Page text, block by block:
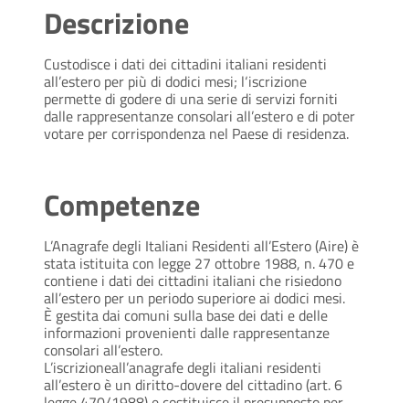
Descrizione
Custodisce i dati dei cittadini italiani residenti
all’estero per più di dodici mesi; l‘iscrizione
permette di godere di una serie di servizi forniti
dalle rappresentanze consolari all’estero e di poter
votare per corrispondenza nel Paese di residenza.
Competenze
L’Anagrafe degli Italiani Residenti all’Estero (Aire) è
stata istituita con legge 27 ottobre 1988, n. 470 e
contiene i dati dei cittadini italiani che risiedono
all’estero per un periodo superiore ai dodici mesi.
È gestita dai comuni sulla base dei dati e delle
informazioni provenienti dalle rappresentanze
consolari all’estero.
L’iscrizioneall’anagrafe degli italiani residenti
all’estero è un diritto-dovere del cittadino (art. 6